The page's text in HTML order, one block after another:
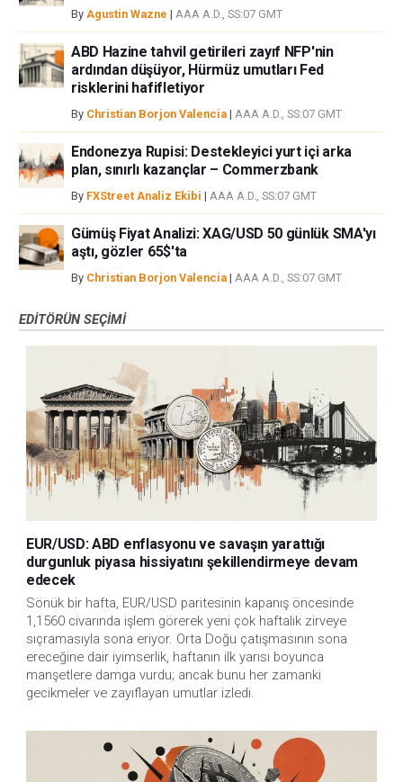
By Agustin Wazne | AAA A.D., SS:07 GMT
ABD Hazine tahvil getirileri zayıf NFP'nin
ardından düşüyor, Hürmüz umutları Fed
risklerini hafifletiyor
By Christian Borjon Valencia | AAA A.D., SS:07 GMT
Endonezya Rupisi: Destekleyici yurt içi arka
plan, sınırlı kazançlar – Commerzbank
By FXStreet Analiz Ekibi | AAA A.D., SS:07 GMT
Gümüş Fiyat Analizi: XAG/USD 50 günlük SMA'yı
aştı, gözler 65$'ta
By Christian Borjon Valencia | AAA A.D., SS:07 GMT
EDITÖRÜN SEÇIMI
EUR/USD: ABD enflasyonu ve savaşın yarattığı
durgunluk piyasa hissiyatını şekillendirmeye devam
edecek
Sönük bir hafta, EUR/USD paritesinin kapanış öncesinde
1,1560 civarında işlem görerek yeni çok haftalık zirveye
sıçramasıyla sona eriyor. Orta Doğu çatışmasının sona
ereceğine dair iyimserlik, haftanın ilk yarısı boyunca
manşetlere damga vurdu; ancak bunu her zamanki
gecikmeler ve zayıflayan umutlar izledi.